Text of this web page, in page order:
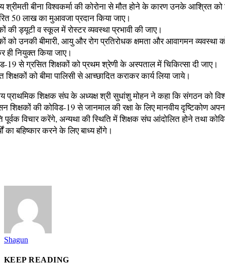
श्रीमती बीना विश्वकर्मा की कोरोना से मौत होने के कारण उनके आश्रित को
50 लाख का मुआवजा प्रदान किया जाए।
की ड्यूटी व स्कूल में रोस्टर व्यवस्था प्रभावी की जाए।
को उनकी बीमारी, आयु और रोग प्रतिरोधक क्षमता और आवागमन व्यवस्था
ही नियुक्त किया जाए।
19 से ग्रसित शिक्षकों को प्रथम श्रेणी के अस्पताल में चिकित्सा दी जाए।
शिक्षकों को बीमा पालिसी से आच्छादित कराकर कार्य लिया जाये।
प्राथमिक शिक्षक संघ के अध्यक्ष श्री सुधांशु मोहन ने कहा कि संगठन को
शिक्षकों की कोविड-19 से जानमाल की रक्षा के लिए मानवीय दृष्टिकोण
पूर्वक विचार करेंगे, अन्यथा की स्थिति में शिक्षक संघ आंदोलित होने तथा
का बहिष्कार करने के लिए बाध्य होंगे।
Shagun
KEEP READING